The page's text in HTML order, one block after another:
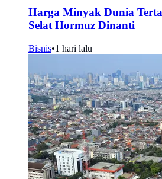
Harga Minyak Dunia
Selat Hormuz Dinanti
Bisnis•1 hari lalu